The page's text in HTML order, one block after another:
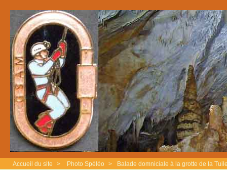
Accueil du site > Photo Spéléo > Balade domniciale à la grotte de la